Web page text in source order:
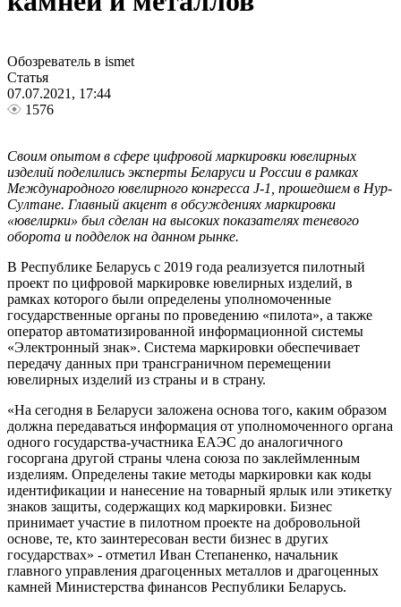
Обозреватель в ismet
Статья
07.07.2021, 17:44
1576
Своим опытом в сфере цифровой маркировки ювелирных
изделий поделились эксперты Беларуси и России в рамках
Международного ювелирного конгресса J-1, прошедшем в Нур-
Султане. Главный акцент в обсуждениях маркировки
«ювелирки» был сделан на высоких показателях теневого
оборота и подделок на данном рынке.
В Республике Беларусь с 2019 года реализуется пилотный
проект по цифровой маркировке ювелирных изделий, в
рамках которого были определены уполномоченные
государственные органы по проведению «пилота», а также
оператор автоматизированной информационной системы
«Электронный знак». Система маркировки обеспечивает
передачу данных при трансграничном перемещении
ювелирных изделий из страны и в страну.
«На сегодня в Беларуси заложена основа того, каким образом
должна передаваться информация от уполномоченного органа
одного государства-участника ЕАЭС до аналогичного
госоргана другой страны члена союза по заклеймленным
изделиям. Определены такие методы маркировки как коды
идентификации и нанесение на товарный ярлык или этикетку
знаков защиты, содержащих код маркировки. Бизнес
принимает участие в пилотном проекте на добровольной
основе, те, кто заинтересован вести бизнес в других
государствах» - отметил Иван Степаненко, начальник
главного управления драгоценных металлов и драгоценных
камней Министерства финансов Республики Беларусь.